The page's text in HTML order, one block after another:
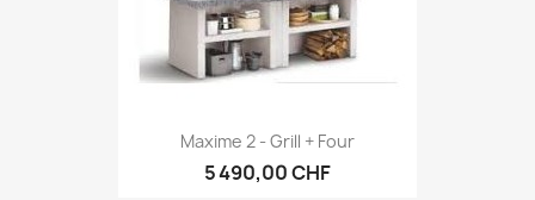
Maxime 2 - Grill + Four
5 490,00 CHF